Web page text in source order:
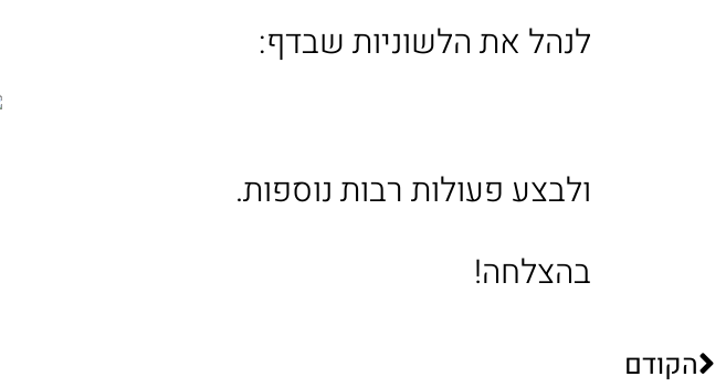
לנהל את הלשוניות שבדף:
ולבצע פעולות רבות נוספות.
בהצלחה!
הקודם